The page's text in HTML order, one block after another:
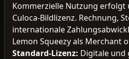
Kommerzielle Nutzung erfolgt
Culoca-Bildlizenz. Rechnung,
internationale
Lemon Squeezy als Merchant
Standard-Lizenz: Digitale und